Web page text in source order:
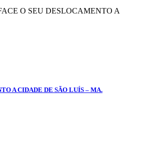
O SEU DESLOCAMENTO A
A CIDADE DE SÃO LUÍS – MA.